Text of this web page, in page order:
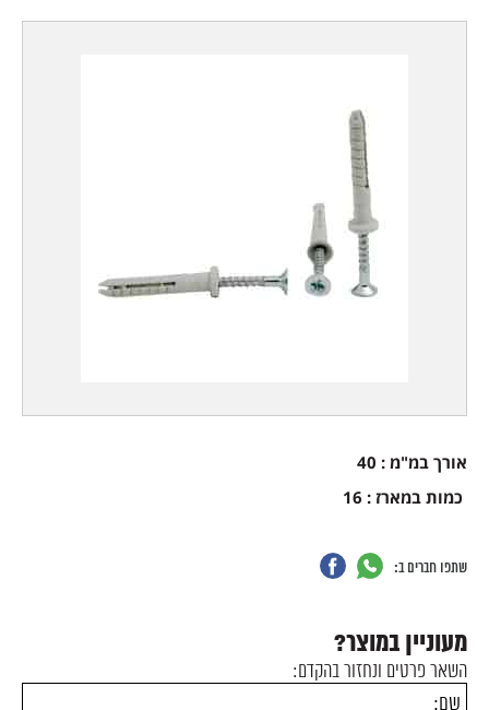
אורך במ"מ : 40
כמות במארז : 16
שתפו חברים ב:
מעוניין במוצר?
השאר פרטים ונחזור בהקדם: